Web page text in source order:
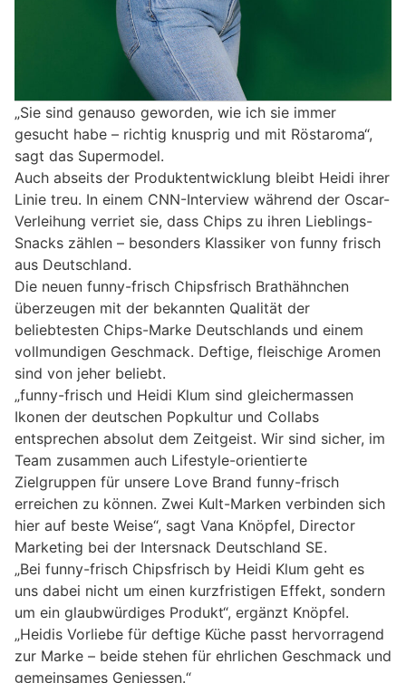
„Sie sind genauso geworden, wie ich sie immer
gesucht habe – richtig knusprig und mit Röstaroma“,
sagt das Supermodel.
Auch abseits der Produktentwicklung bleibt Heidi ihrer
Linie treu. In einem CNN-Interview während der Oscar-
Verleihung verriet sie, dass Chips zu ihren Lieblings-
Snacks zählen – besonders Klassiker von funny frisch
aus Deutschland.
Die neuen funny-frisch Chipsfrisch Brathähnchen
überzeugen mit der bekannten Qualität der
beliebtesten Chips-Marke Deutschlands und einem
vollmundigen Geschmack. Deftige, fleischige Aromen
sind von jeher beliebt.
„funny-frisch und Heidi Klum sind gleichermassen
Ikonen der deutschen Popkultur und Collabs
entsprechen absolut dem Zeitgeist. Wir sind sicher, im
Team zusammen auch Lifestyle-orientierte
Zielgruppen für unsere Love Brand funny-frisch
erreichen zu können. Zwei Kult-Marken verbinden sich
hier auf beste Weise“, sagt Vana Knöpfel, Director
Marketing bei der Intersnack Deutschland SE.
„Bei funny-frisch Chipsfrisch by Heidi Klum geht es
uns dabei nicht um einen kurzfristigen Effekt, sondern
um ein glaubwürdiges Produkt“, ergänzt Knöpfel.
„Heidis Vorliebe für deftige Küche passt hervorragend
zur Marke – beide stehen für ehrlichen Geschmack und
gemeinsames Geniessen.“